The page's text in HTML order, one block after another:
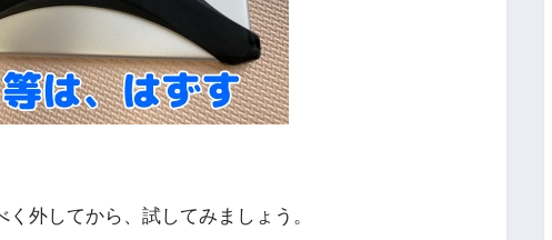
く外してから、試してみましょう。